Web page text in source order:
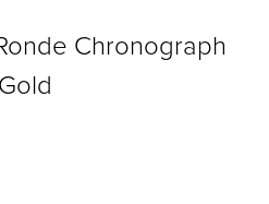
Chronograph
Gold